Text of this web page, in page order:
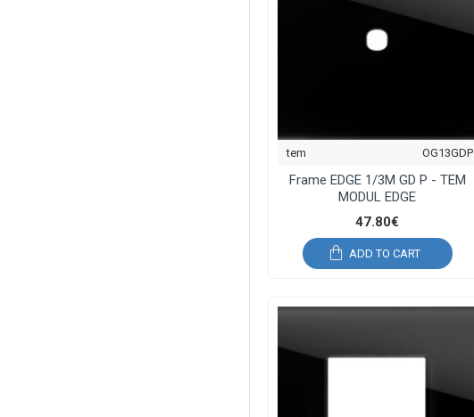
tem OG13GDP
Frame EDGE 1/3M GD P - TEM
MODUL EDGE
47.80€
ADD TO CART